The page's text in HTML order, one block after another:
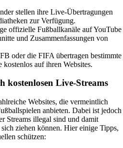
stellen ihre Live-Übertragungen
zur Verfügung.
offizielle Fußballkanäle auf YouTube
und Zusammenfassungen von
oder die FIFA übertragen bestimmte
kostenlos auf ihren Websites.
kostenlosen Live-Streams
Websites, die vermeintlich
anbieten. Dabei ist jedoch
Streams illegal sind und damit
ziehen können. Hier einige Tipps,
schützen: